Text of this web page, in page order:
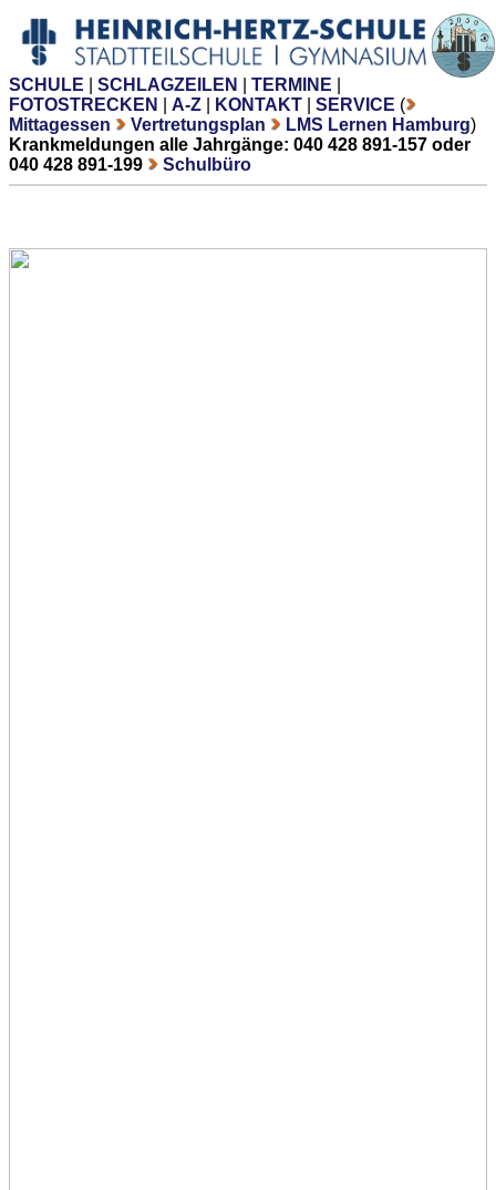
SCHULE SCHLAGZEILEN TERMINE
FOTOSTRECKEN
A-Z KONTAKT SERVICE (
Mittagessen
Vertretungsplan LMS Lernen Hamburg)
Krankmeldungen alle Jahrgänge: 040 428 891-157 oder
040 428 891-199
Schulbüro